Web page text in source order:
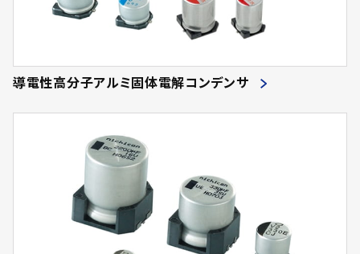
導電性高分子アルミ固体電解コンデンサ